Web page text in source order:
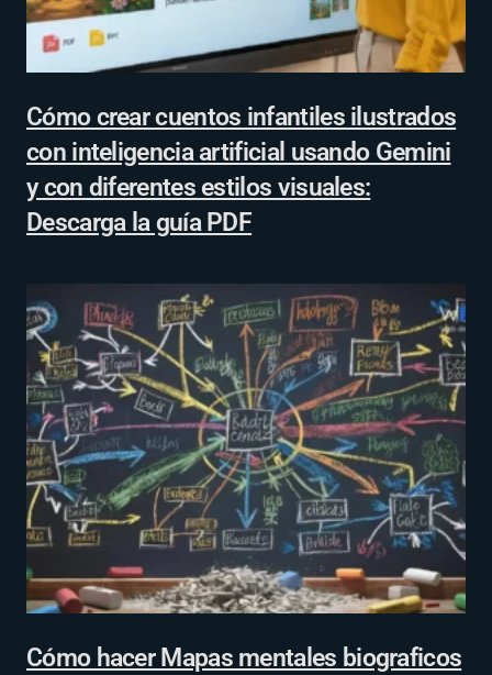
Cómo crear cuentos infantiles ilustrados
con inteligencia artificial usando Gemini
y con diferentes estilos visuales:
Descarga la guía PDF
Cómo hacer Mapas mentales biograficos